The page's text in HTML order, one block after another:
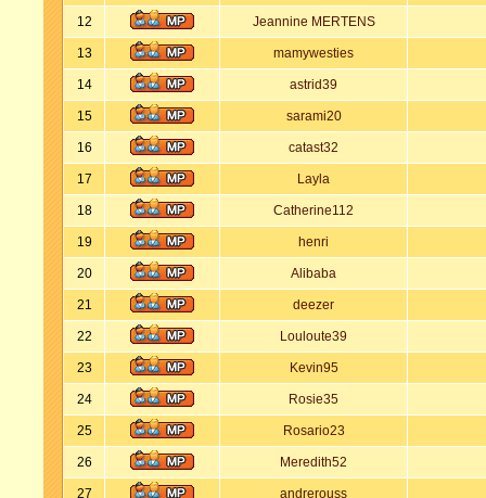
12 Jeannine MERTENS
13 mamywesties
14 astrid39
15 sarami20
16 catast32
17 Layla
18 Catherine112
19 henri
20 Alibaba
21 deezer
22 Louloute39
23 Kevin95
24 Rosie35
25 Rosario23
26 Meredith52
27 andrerouss